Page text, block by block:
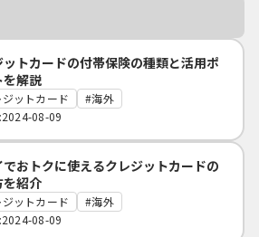
ットカードの付帯保険の種類と活用ポ
を解説
ジットカード
海外
08-09
でおトクに使えるクレジットカードの
紹介
ジットカード
海外
08-09